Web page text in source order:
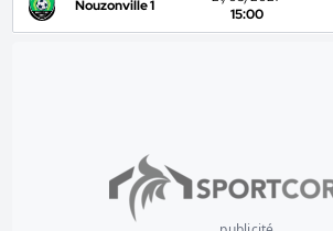
Nouzonville 1
15:00